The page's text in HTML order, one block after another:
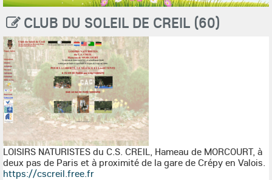
CLUB DU SOLEIL DE CREIL (60)
LOISIRS NATURISTES du C.S. CREIL, Hameau de MORCOURT, à
deux pas de Paris et à proximité de la gare de Crépy en Valois.
https://cscreil.free.fr